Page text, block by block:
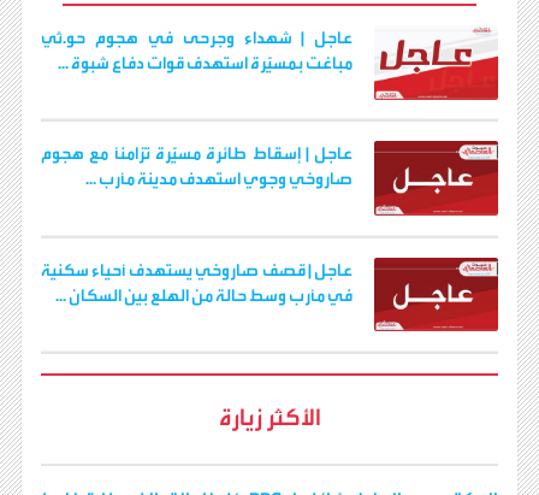
o
k
r
p
p
a
m
g
e
n
عاجل | شهداء وجرحى في هجوم حو.ثي
مباغت بمسيّرة استهدف قوات دفاع شبوة ...
عاجل | إسقاط طائرة مسيّرة تزامنًا مع هجوم
صاروخي وجوي استهدف مدينة مأرب ...
عاجل | قصف صاروخي يستهدف أحياء سكنية
في مأرب وسط حالة من الهلع بين السكان ...
الأكثر زيارة